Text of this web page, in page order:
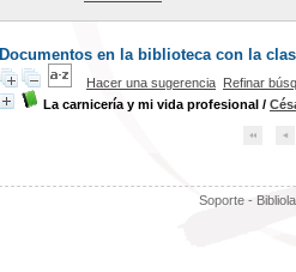
Documentos en la biblioteca con la
Hacer una sugerencia Refinar
La carnicería y mi vida profesional /
Soporte -